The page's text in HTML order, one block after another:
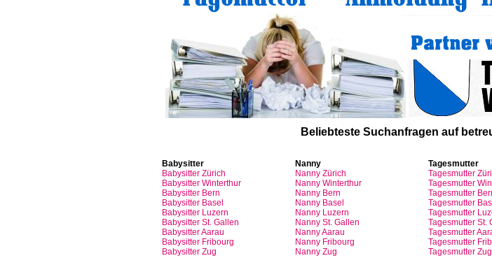
Beliebteste Suchanfragen auf
Babysitter
Babysitter Zürich
Babysitter Winterthur
Babysitter Bern
Babysitter Basel
Babysitter Luzern
Babysitter St. Gallen
BabysitterAarau
Babysitter Fribourg
Babysitter Zug
Nanny
Nanny Zürich
Nanny Winterthur
Nanny Bern
Nanny Basel
Nanny Luzern
Nanny St. Gallen
NannyAarau
Nanny Fribourg
Nanny Zug
Tagesmutter
Tagesmutter
Tagesmutter
Tagesmutter
Tagesmutter
Tagesmutter
TagesmutterSt.
Tagesmutter
Tagesmutter
Tagesmutter Zug